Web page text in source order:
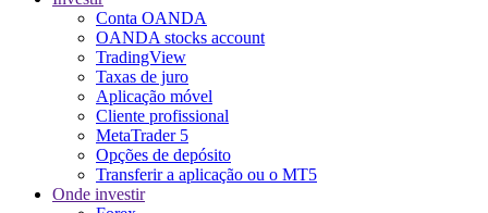
Conta OANDA
OANDA stocks account
TradingView
Taxas de juro
Aplicação móvel
Cliente profissional
MetaTrader 5
Opções de depósito
Transferir a aplicação ou o MT5
Onde investir